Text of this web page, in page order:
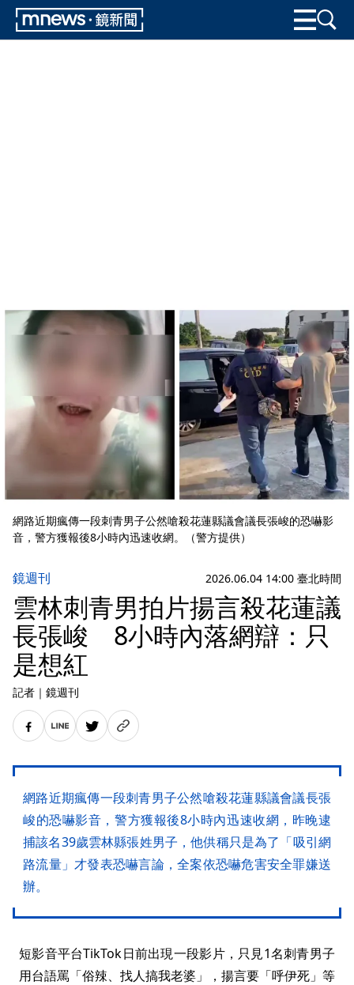
網路近期瘋傳一段刺青男子公然嗆殺花蓮縣議會議長張峻的恐嚇影
音，警方獲報後8小時內迅速收網。（警方提供）
鏡週刊 2026.06.04 14:00 臺北時間
雲林刺青男拍片揚言殺花蓮議
長張峻 8小時內落網辯：只
是想紅
記者 ｜ 鏡週刊
網路近期瘋傳一段刺青男子公然嗆殺花蓮縣議會議長張
峻的恐嚇影音，警方獲報後8小時內迅速收網，昨晚逮
捕該名39歲雲林縣張姓男子，他供稱只是為了「吸引網
路流量」才發表恐嚇言論，全案依恐嚇危害安全罪嫌送
辦。
短影音平台TikTok日前出現一段影片，只見1名刺青男子
用台語罵「俗辣、找人搞我老婆」，揚言要「呼伊死」等